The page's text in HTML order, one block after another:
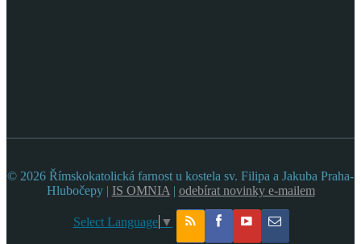
© 2026 Římskokatolická farnost u kostela sv. Filipa a Jakuba Praha-
Hlubočepy | IS OMNIA | odebírat novinky e-mailem
Select Language ▼